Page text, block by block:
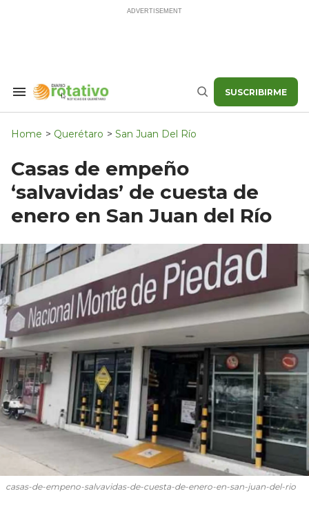
Search
Navigation
Buscar SUSCRIBIRME
Home > Querétaro > San Juan Del Río
Casas de empeño
‘salvavidas’ de cuesta de
enero en San Juan del Río
casas-de-empeno-salvavidas-de-cuesta-de-enero-en-san-juan-del-rio